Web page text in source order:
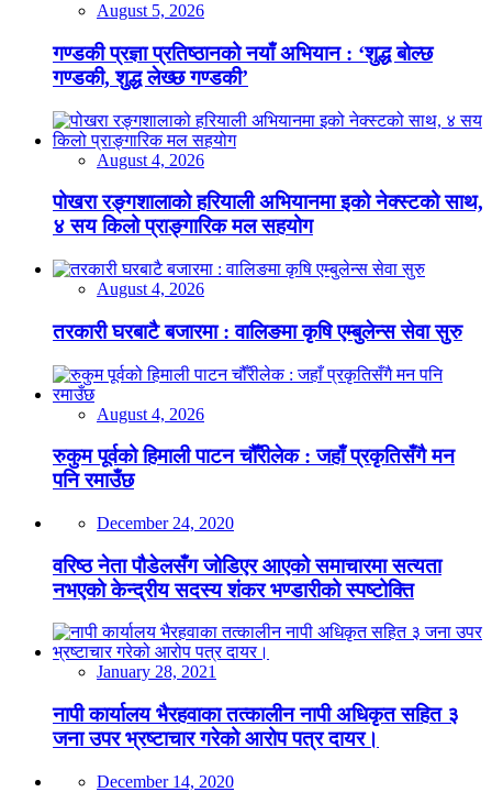
August 5, 2026
गण्डकी प्रज्ञा प्रतिष्ठानको नयाँ अभियान : ‘शुद्ध बोल्छ
गण्डकी, शुद्ध लेख्छ गण्डकी’
August 4, 2026
पोखरा रङ्गशालाको हरियाली अभियानमा इको नेक्स्टको साथ,
४ सय किलो प्राङ्गारिक मल सहयोग
August 4, 2026
तरकारी घरबाटै बजारमा : वालिङमा कृषि एम्बुलेन्स सेवा सुरु
August 4, 2026
रुकुम पूर्वको हिमाली पाटन चौँरीलेक : जहाँ प्रकृतिसँगै मन
पनि रमाउँछ
December 24, 2020
वरिष्ठ नेता पौडेलसँग जोडिएर आएको समाचारमा सत्यता
नभएको केन्द्रीय सदस्य शंकर भण्डारीको स्पष्टोक्ति
January 28, 2021
नापी कार्यालय भैरहवाका तत्कालीन नापी अधिकृत सहित ३
जना उपर भ्रष्टाचार गरेको आरोप पत्र दायर।
December 14, 2020